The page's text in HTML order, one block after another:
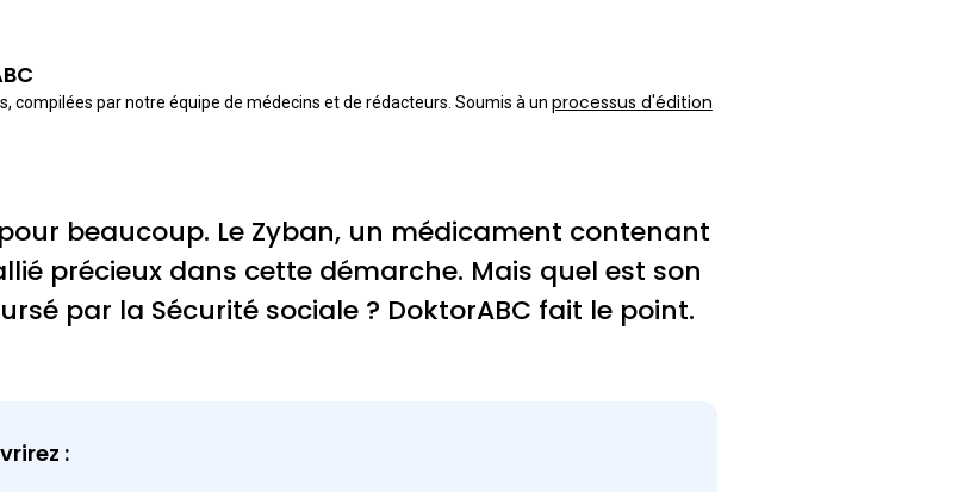
compilées par notre équipe de médecins et de rédacteurs. Soumis à un processus d'édition
beaucoup. Le Zyban, un médicament contenant
précieux dans cette démarche. Mais quel est son
par la Sécurité sociale ? DoktorABC fait le point.
: